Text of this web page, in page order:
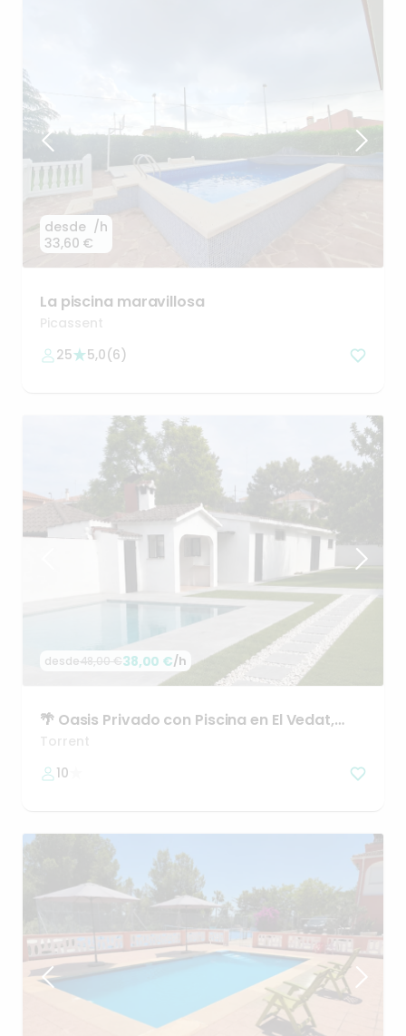
desde
33,60 €
/h
La piscina maravillosa
Picassent
25
5,0(6)
desde48,00 €38,00 €/h
🌴 Oasis Privado con Piscina en El Vedat​,​
Torrent.
Torrent
10